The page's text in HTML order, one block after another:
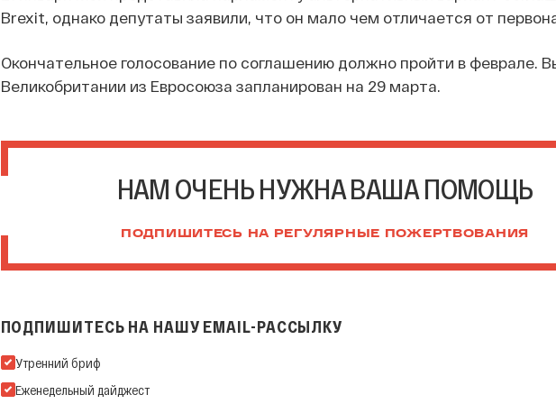
Brexit, однако депутаты заявили, что он мало чем отличается от
Окончательное голосование по соглашению должно пройти в феврале.
Великобритании из Евросоюза запланирован на 29 марта.
НАМ ОЧЕНЬ НУЖНА ВАША ПОМОЩЬ
ПОДПИШИТЕСЬ НА РЕГУЛЯРНЫЕ ПОЖЕРТВОВАНИЯ
ПОДПИШИТЕСЬ НА НАШУ EMAIL-РАССЫЛКУ
Подпишитесь на нашу Email-рассылку
Утренний бриф
Еженедельный дайджест